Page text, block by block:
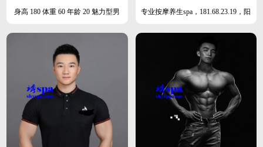
身高 180 体重 60 年龄 20 魅力型男
专业按摩养生spa，181.68.23.19，阳